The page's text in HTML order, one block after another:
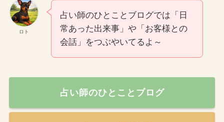
ロト
占い師のひとことブログでは「日
常あった出来事」や「お客様との
会話」をつぶやいてるよ～
占い師のひとことブログ